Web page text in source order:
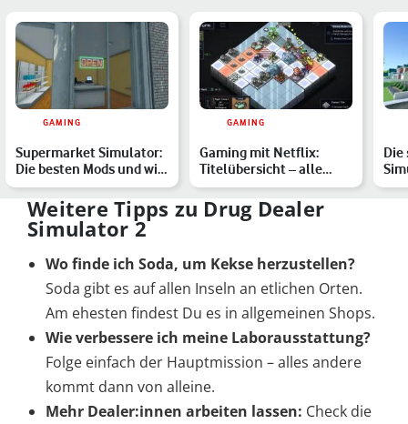
GAMING
Supermarket Simulator:
Die besten Mods und wie
Du sie installiers…
GAMING
Gaming mit Netflix:
Titelübersicht – alle
Spiele, die im Abo enth…
Weitere Tipps zu Drug Dealer
Simulator 2
Wo finde ich Soda, um Kekse herzustellen?
Soda gibt es auf allen Inseln an etlichen Orten.
Am ehesten findest Du es in allgemeinen Shops.
Wie verbessere ich meine Laborausstattung?
Folge einfach der Hauptmission – alles andere
kommt dann von alleine.
Mehr Dealer:innen arbeiten lassen: Check die